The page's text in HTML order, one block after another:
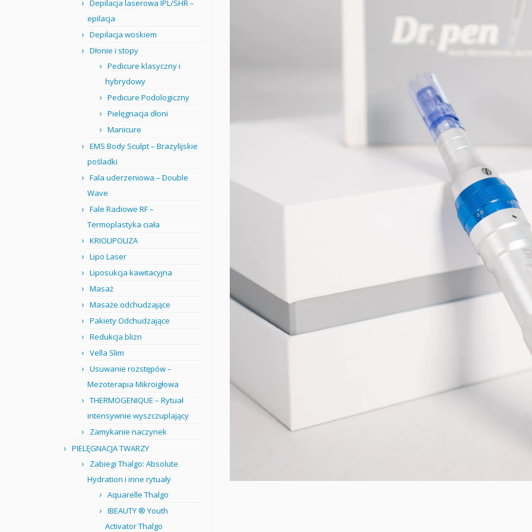
Depilacja laserowa IPL/SHR –
epilacja
Depilacja woskiem
Dłonie i stopy
Pedicure klasyczny i
hybrydowy
Pedicure Podologiczny
Pielęgnacja dłoni
Manicure
EMS Body Sculpt – Brazylijskie
pośladki
Fala uderzeniowa – Double
Wave
Fale Radiowe RF –
Termoplastyka ciała
KRIOLIPOLIZA
Lipo Laser
Liposukcja kawitacyjna
Masaż
Masaże odchudzające
Pakiety Odchudzające
Redukcja blizn
Vella Slim
Usuwanie rozstępów –
Mezoterapia Mikroigłowa
THERMOGENIQUE – Rytuał
intensywnie wyszczuplający
Zamykanie naczynek
PIELĘGNACJA TWARZY
Zabiegi Thalgo: Absolute
Hydration i inne rytuały
Aquarelle Thalgo
IBEAUTY ® Youth
Activator Thalgo